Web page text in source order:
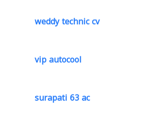
weddy technic cv
vip autocool
surapati 63 ac